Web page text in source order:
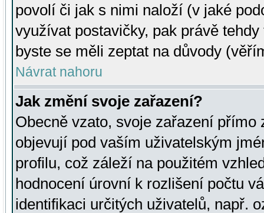
povolí či jak s nimi naloží (v jaké
využívat postavičky, pak právě
byste se měli zeptat na důvody
Návrat nahoru
Jak změní svoje zařazení?
Obecně vzato, svoje zařazení přímo
objevují pod vaším uživatelským
profilu, což záleží na použitém
hodnocení úrovní k rozlišení počtu
identifikaci určitých uživatelů, např.